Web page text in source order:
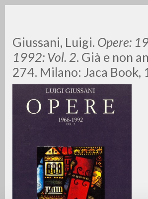
Giussani, Luigi. Opere:
1992: Vol. 2. Già e non
274. Milano: Jaca Book,